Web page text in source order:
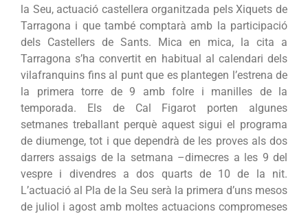
la Seu, actuació castellera organitzada pels Xiquets de
Tarragona i que també comptarà amb la participació
dels Castellers de Sants. Mica en mica, la cita a
Tarragona s’ha convertit en habitual al calendari dels
vilafranquins fins al punt que es plantegen l’estrena de
la primera torre de 9 amb folre i manilles de la
temporada. Els de Cal Figarot porten algunes
setmanes treballant perquè aquest sigui el programa
de diumenge, tot i que dependrà de les proves als dos
darrers assaigs de la setmana –dimecres a les 9 del
vespre i divendres a dos quarts de 10 de la nit.
L’actuació al Pla de la Seu serà la primera d’uns mesos
de juliol i agost amb moltes actuacions compromeses